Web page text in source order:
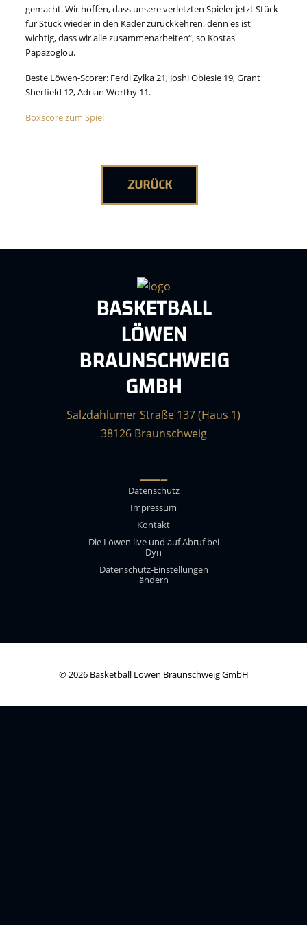
gemacht. Wir hoffen, dass unsere verletzten Spieler jetzt Stück
für Stück wieder in den Kader zurückkehren, denn es ist
wichtig, dass wir alle zusammenarbeiten“, so Kostas
Papazoglou.
Beste Löwen-Scorer: Ferdi Zylka 21, Joshi Obiesie 19, Grant
Sherfield 12, Adrian Worthy 11.
Boxscore zum Spiel
ZURÜCK
BASKETBALL
LÖWEN
BRAUNSCHWEIG
GMBH
Salzdahlumer Straße 137 (Haus 1)
38126 Braunschweig
____
Datenschutz
Impressum
Kontakt
Die Löwen live und auf Abruf bei
Dyn
Datenschutz-Einstellungen
ändern
© 2026 Basketball Löwen Braunschweig GmbH